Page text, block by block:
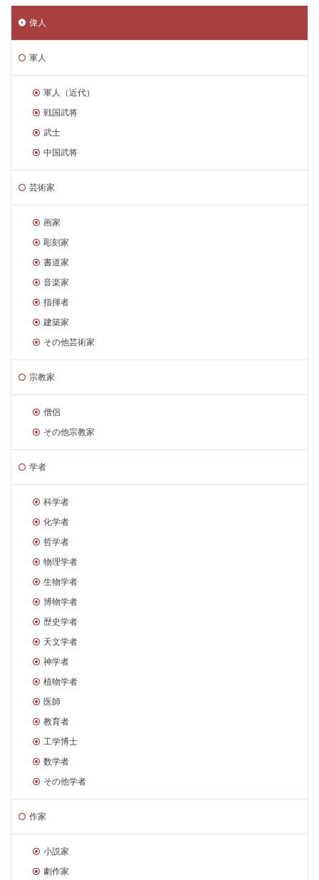
偉人
軍人
軍人（近代）
戦国武将
武士
中国武将
芸術家
画家
彫刻家
書道家
音楽家
指揮者
建築家
その他芸術家
宗教家
僧侶
その他宗教家
学者
科学者
化学者
哲学者
物理学者
生物学者
博物学者
歴史学者
天文学者
神学者
植物学者
医師
教育者
工学博士
数学者
その他学者
作家
小説家
劇作家